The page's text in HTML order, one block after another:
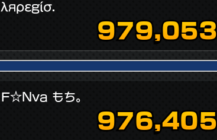
λяρεgίσ.
979,053
F☆Nva もち。
976,405